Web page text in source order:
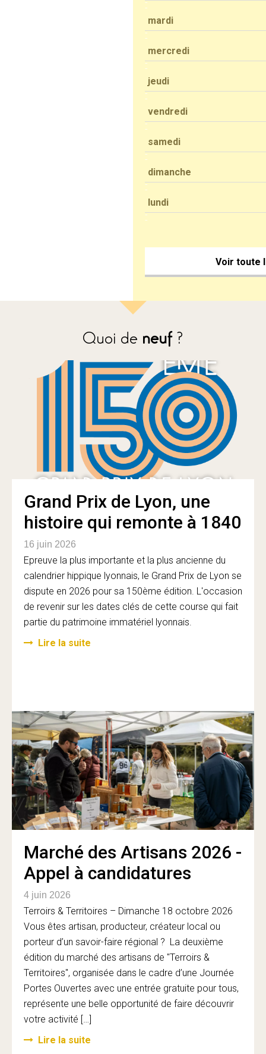
mardi
mercredi
jeudi
vendredi
samedi
dimanche
lundi
Voir toute
Quoi de neuf?
Grand Prix de Lyon, une
histoire qui remonte à 1840
16 juin 2026
Epreuve la plus importante et la plus ancienne du
calendrier hippique lyonnais, le Grand Prix de Lyon se
dispute en 2026 pour sa 150ème édition. L'occasion
de revenir sur les dates clés de cette course qui fait
partie du patrimoine immatériel lyonnais.
Lire la suite
Marché des Artisans 2026 -
Appel à candidatures
4 juin 2026
Terroirs & Territoires – Dimanche 18 octobre 2026
Vous êtes artisan, producteur, créateur local ou
porteur d’un savoir-faire régional ? La deuxième
édition du marché des artisans de "Terroirs &
Territoires", organisée dans le cadre d’une Journée
Portes Ouvertes avec une entrée gratuite pour tous,
représente une belle opportunité de faire découvrir
votre activité […]
Lire la suite